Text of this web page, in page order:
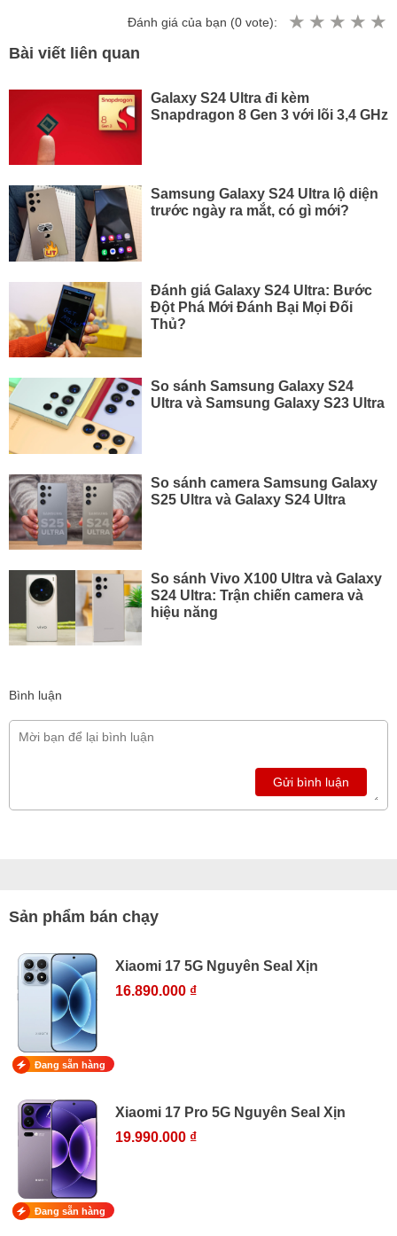
Đánh giá của bạn (0 vote):
Bài viết liên quan
Galaxy S24 Ultra đi kèm
Snapdragon 8 Gen 3 với lõi 3,4 GHz
Samsung Galaxy S24 Ultra lộ diện
trước ngày ra mắt, có gì mới?
Đánh giá Galaxy S24 Ultra: Bước
Đột Phá Mới Đánh Bại Mọi Đối
Thủ?
So sánh Samsung Galaxy S24
Ultra và Samsung Galaxy S23 Ultra
So sánh camera Samsung Galaxy
S25 Ultra và Galaxy S24 Ultra
So sánh Vivo X100 Ultra và Galaxy
S24 Ultra: Trận chiến camera và
hiệu năng
Bình luận
Gửi bình luận
Sản phẩm bán chạy
Xiaomi 17 5G Nguyên Seal Xịn
16.890.000 ₫
Đang sẵn hàng
Xiaomi 17 Pro 5G Nguyên Seal Xịn
19.990.000 ₫
Đang sẵn hàng